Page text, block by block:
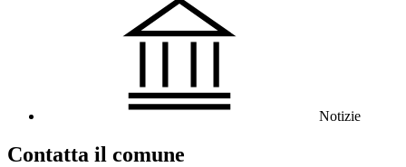
Notizie
Contatta il comune